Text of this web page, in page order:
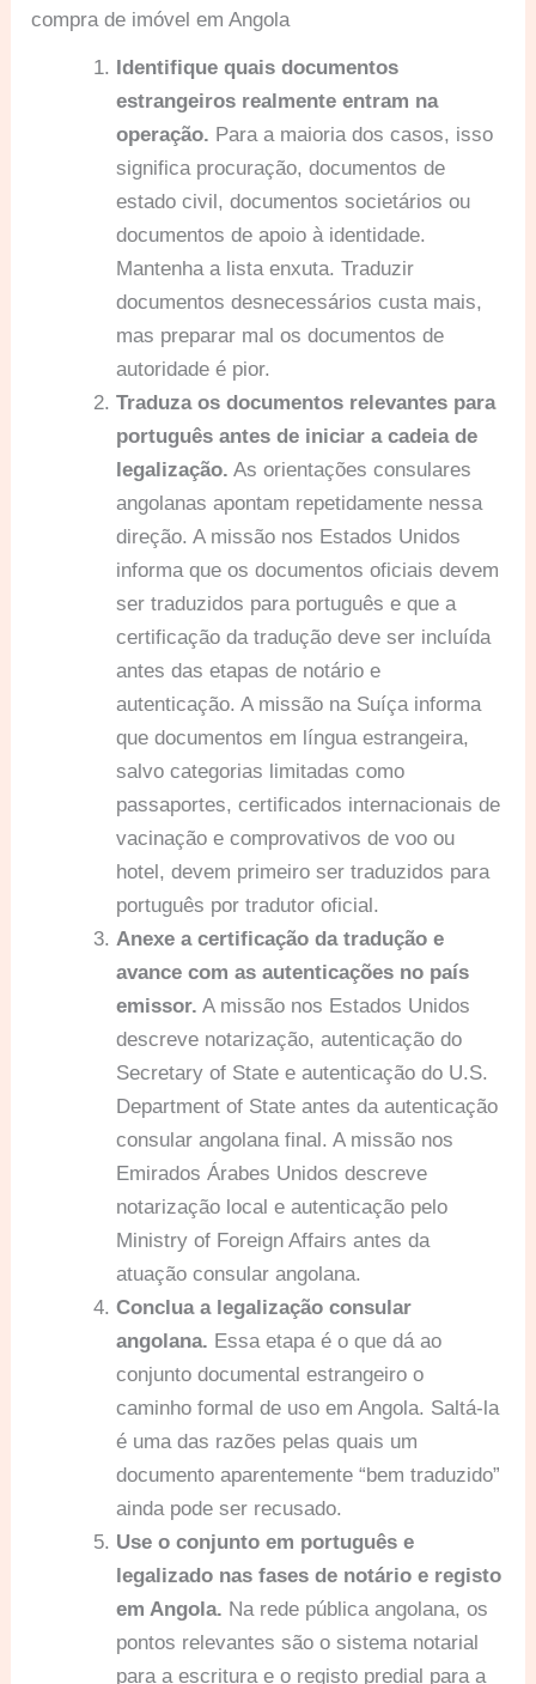
compra de imóvel em Angola
Identifique quais documentos
estrangeiros realmente entram na
operação. Para a maioria dos casos, isso
significa procuração, documentos de
estado civil, documentos societários ou
documentos de apoio à identidade.
Mantenha a lista enxuta. Traduzir
documentos desnecessários custa mais,
mas preparar mal os documentos de
autoridade é pior.
Traduza os documentos relevantes para
português antes de iniciar a cadeia de
legalização. As orientações consulares
angolanas apontam repetidamente nessa
direção. A missão nos Estados Unidos
informa que os documentos oficiais devem
ser traduzidos para português e que a
certificação da tradução deve ser incluída
antes das etapas de notário e
autenticação. A missão na Suíça informa
que documentos em língua estrangeira,
salvo categorias limitadas como
passaportes, certificados internacionais de
vacinação e comprovativos de voo ou
hotel, devem primeiro ser traduzidos para
português por tradutor oficial.
Anexe a certificação da tradução e
avance com as autenticações no país
emissor. A missão nos Estados Unidos
descreve notarização, autenticação do
Secretary of State e autenticação do U.S.
Department of State antes da autenticação
consular angolana final. A missão nos
Emirados Árabes Unidos descreve
notarização local e autenticação pelo
Ministry of Foreign Affairs antes da
atuação consular angolana.
Conclua a legalização consular
angolana. Essa etapa é o que dá ao
conjunto documental estrangeiro o
caminho formal de uso em Angola. Saltá-la
é uma das razões pelas quais um
documento aparentemente “bem traduzido”
ainda pode ser recusado.
Use o conjunto em português e
legalizado nas fases de notário e registo
em Angola. Na rede pública angolana, os
pontos relevantes são o sistema notarial
para a escritura e o registo predial para a